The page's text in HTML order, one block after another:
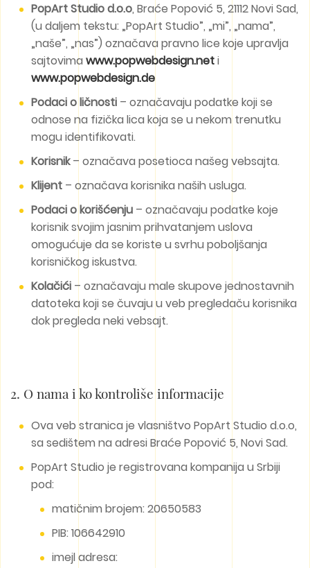
PopArt Studio d.o.o, Braće Popović 5, 21112 Novi Sad,
(u daljem tekstu: „PopArt Studio”, „mi”, „nama”,
„naše”, „nas”) označava pravno lice koje upravlja
sajtovima www.popwebdesign.neti
www.popwebdesign.de
Podaci o ličnosti – označavaju podatke koji se
odnose na fizička lica koja se u nekom trenutku
mogu identifikovati.
Korisnik– označava posetioca našeg vebsajta.
Klijent – označava korisnika naših usluga.
Podaci o korišćenju – označavaju podatke koje
korisnik svojim jasnim prihvatanjem uslova
omogućuje da se koriste u svrhu poboljšanja
korisničkog iskustva.
Kolačići – označavaju male skupove jednostavnih
datoteka koji se čuvaju u veb pregledaču korisnika
dok pregleda neki vebsajt.
2. O nama i ko kontroliše informacije
Ova veb stranica je vlasništvo PopArt Studio d.o.o,
sa sedištem na adresi Braće Popović 5, Novi Sad.
PopArt Studio je registrovana kompanija u Srbiji
pod:
matičnim brojem: 20650583
PIB: 106642910
imejl adresa: